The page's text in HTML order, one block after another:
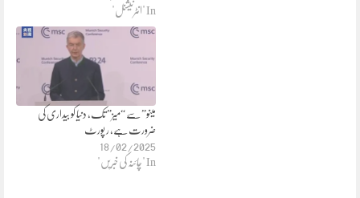
In "انٹرنیشنل"
مینو” سے “میز” تک، دنیا کو بیداری کی
ضرورت ہے، ر پورٹ
18/02/2025
In "چائنہ کی خبریں"